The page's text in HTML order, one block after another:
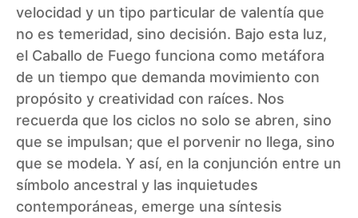
velocidad y un tipo particular de valentía que
no es temeridad, sino decisión. Bajo esta luz,
el Caballo de Fuego funciona como metáfora
de un tiempo que demanda movimiento con
propósito y creatividad con raíces. Nos
recuerda que los ciclos no solo se abren, sino
que se impulsan; que el porvenir no llega, sino
que se modela. Y así, en la conjunción entre un
símbolo ancestral y las inquietudes
contemporáneas, emerge una síntesis